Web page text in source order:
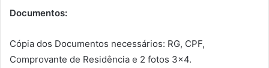
Documentos:
Cópia dos Documentos necessários: RG, CPF,
Comprovante de Residência e 2 fotos 3×4.